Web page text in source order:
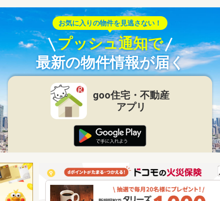
お気に入りの物件を見逃さない！
プッシュ通知で
最新の物件情報が届く
goo住宅・不動産
アプリ